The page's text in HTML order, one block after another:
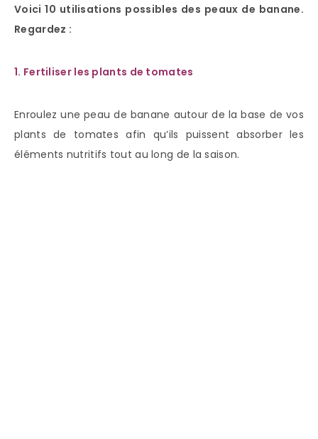
Voici 10 utilisations possibles des peaux de banane.
Regardez :
1. Fertiliser les plants de tomates
Enroulez une peau de banane autour de la base de vos
plants de tomates afin qu’ils puissent absorber les
éléments nutritifs tout au long de la saison.